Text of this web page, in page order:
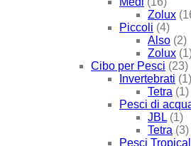
Zolux
Piccoli (4)
Also (2)
Zolux
Cibo per Pesci (23)
Invertebrati (1)
Tetra (1)
Pesci di
JBL (1)
Tetra (3)
Pesci